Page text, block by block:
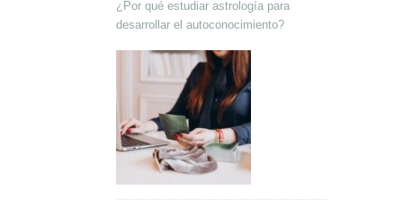
¿Por qué estudiar astrología para
desarrollar el autoconocimiento?